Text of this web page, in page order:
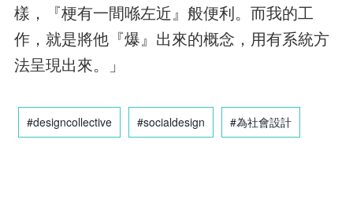
樣，『梗有一間喺左近』般便利。而我的工
作，就是將他『爆』出來的概念，用有系統方
法呈現出來。」
#designcollective #socialdesign #為社會設計